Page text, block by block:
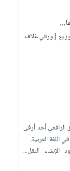
|ورقي غلاف
أحد أرقى
اللغة العربية.
التقل...